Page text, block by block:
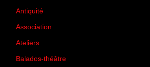
Antiquité
Association
Ateliers
Balados-théâtre